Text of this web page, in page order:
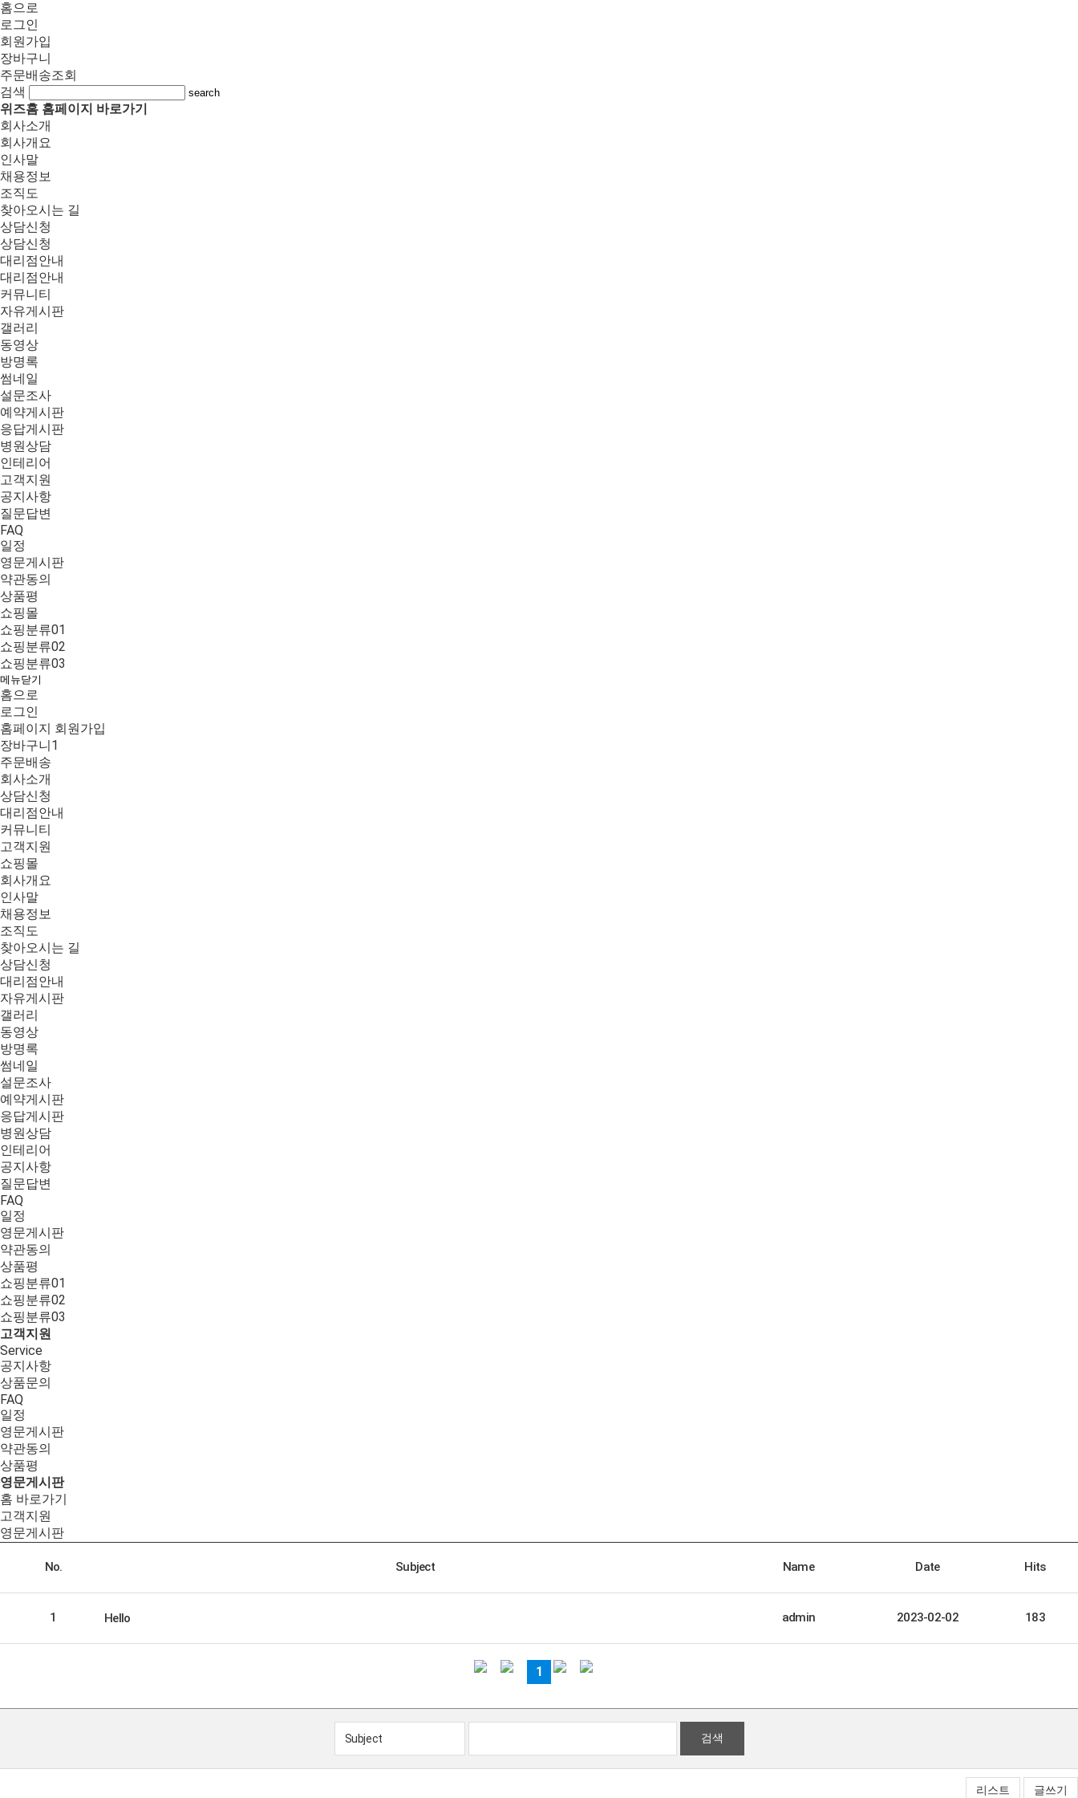
홈으로
로그인
회원가입
장바구니
주문배송조회
검색
search
위즈홈 홈페이지 바로가기
회사소개
회사개요
인사말
채용정보
조직도
찾아오시는 길
상담신청
상담신청
대리점안내
대리점안내
커뮤니티
자유게시판
갤러리
동영상
방명록
썸네일
설문조사
예약게시판
응답게시판
병원상담
인테리어
고객지원
공지사항
질문답변
FAQ
일정
영문게시판
약관동의
상품평
쇼핑몰
쇼핑분류01
쇼핑분류02
쇼핑분류03
메뉴닫기
홈으로
로그인
홈페이지 회원가입
장바구니1
주문배송
회사소개
상담신청
대리점안내
커뮤니티
고객지원
쇼핑몰
회사개요
인사말
채용정보
조직도
찾아오시는 길
상담신청
대리점안내
자유게시판
갤러리
동영상
방명록
썸네일
설문조사
예약게시판
응답게시판
병원상담
인테리어
공지사항
질문답변
FAQ
일정
영문게시판
약관동의
상품평
쇼핑분류01
쇼핑분류02
쇼핑분류03
고객지원
Service
공지사항
상품문의
FAQ
일정
영문게시판
약관동의
상품평
영문게시판
홈 바로가기
고객지원
영문게시판
No. Subject Name Date Hits
1 Hello admin 2023-02-02 183
1
검색
리스트 글쓰기